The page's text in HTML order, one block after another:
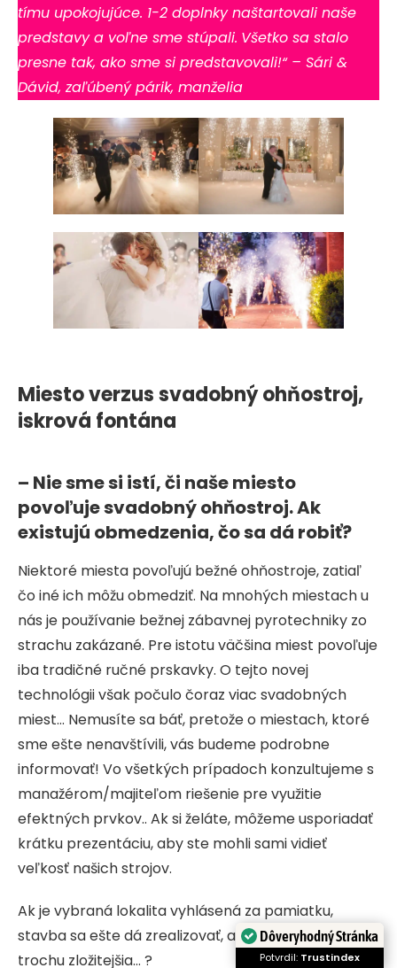
tímu upokojujúce. 1-2 doplnky naštartovali naše
predstavy a voľne sme stúpali. Všetko sa stalo
presne tak, ako sme si predstavovali!“ – Sári &
Dávid, zaľúbený párik, manželia
Miesto verzus svadobný ohňostroj,
iskrová fontána
– Nie sme si istí, či naše miesto
povoľuje svadobný ohňostroj. Ak
existujú obmedzenia, čo sa dá robiť?
Niektoré miesta povoľujú bežné ohňostroje, zatiaľ
čo iné ich môžu obmedziť. Na mnohých miestach u
nás je používanie bežnej zábavnej pyrotechniky zo
strachu zakázané. Pre istotu väčšina miest povoľuje
iba tradičné ručné prskavky. O tejto novej
technológii však počulo čoraz viac svadobných
miest… Nemusíte sa báť, pretože o miestach, ktoré
sme ešte nenavštívili, vás budeme podrobne
informovať! Vo všetkých prípadoch konzultujeme s
manažérom/majiteľom riešenie pre využitie
efektných prvkov.. Ak si želáte, môžeme usporiadať
krátku prezentáciu, aby ste mohli sami vidieť
veľkosť našich strojov.
Ak je vybraná lokalita vyhlásená za pamiatku,
stavba sa ešte dá zrealizovať, ale administratíva je
trochu zložitejšia… ?
Dôveryhodný Stránka
Potvrdil: Trustindex